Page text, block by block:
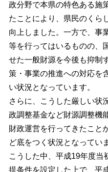
政分野で本県の特色ある施
たことにより、県民のくら
向上しました。一方で、事
等を行ってはいるものの、
せた一般財源を今後も抑制
策・事業の推進への対応を
い状況となっています。
さらに、こうした厳しい状
政調整基金など財源調整機
財政運営を行ってきたこと
ど底をつく状況となってい
こうした中、平成19年度当
提条件を設定した上で、平